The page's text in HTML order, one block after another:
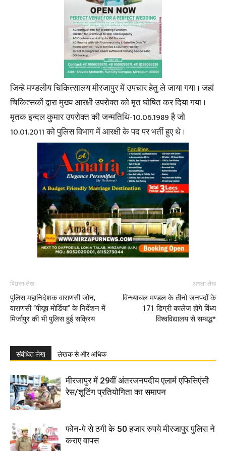
जिन्हे मण्डलीय चिकित्सालय मीरजापुर में उपचार हेतु ले जाया गया । जहां
चिकित्सकों द्वारा मुख्य आरक्षी उपरोक्त को मृत घोषित कर दिया गया ।
मृतक इन्दल कुमार उपरोक्त की जन्मतिथि-10.06.1989 है जो
10.01.2011 को पुलिस विभाग में आरक्षी के पद पर भर्ती हुए थे ।
पिछला लेख
पुलिस महानिदेशक वाराणसी जोन,
वाराणसी “पीयूष मोर्डिया” के निर्देशन में
मिर्जापुर की भी पुलिस हुई सक्रिय
अगला लेख
विन्ध्याचल मण्डल के तीनो जनपदों के
171 डिग्री कालेज होंगे विंध्य
विश्वविद्यालय से सम्बद्ध*
संबंधित लेख लेखक से और अधिक
मीरजापुर में 29वीं अंतरजनपदीय एलार्म एफिसिएंसी
रेस/शूटिंग प्रतियोगिता का समापन
फोन-पे से ठगी के 50 हजार रुपये मीरजापुर पुलिस ने
कराए वापस